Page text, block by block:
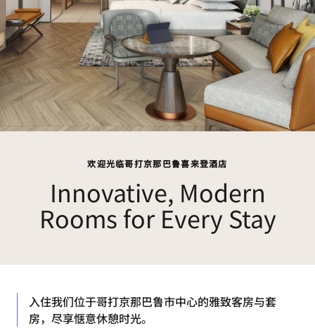
欢迎光临哥打京那巴鲁喜来登酒店
Innovative, Modern
Rooms for Every Stay
入住我们位于哥打京那巴鲁市中心的雅致客房与套
房，尽享惬意休憩时光。